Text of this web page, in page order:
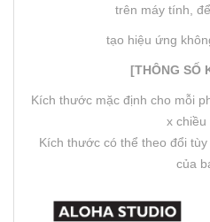
trên máy tính,
tạo hiệu ứng
[THÔNG SỐ
Kích thước mặc định cho mỗi
x chiều
Kích thước có thể theo đổi
của